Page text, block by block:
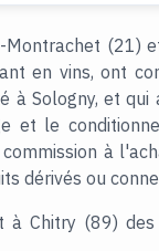
Montrachet (21)
en vins, ont
à Sologny, et
et le
à
dérivés ou
à Chitry (89)